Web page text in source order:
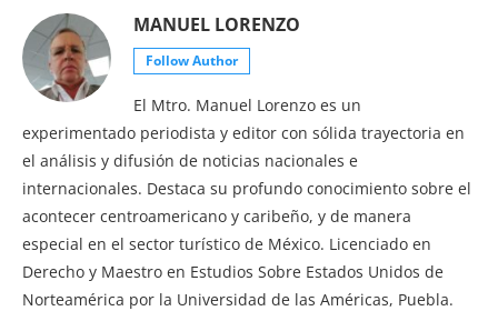
MANUEL LORENZO
Follow Author
El Mtro. Manuel Lorenzo es un
experimentado periodista y editor con sólida trayectoria en
el análisis y difusión de noticias nacionales e
internacionales. Destaca su profundo conocimiento sobre el
acontecer centroamericano y caribeño, y de manera
especial en el sector turístico de México. Licenciado en
Derecho y Maestro en Estudios Sobre Estados Unidos de
Norteamérica por la Universidad de las Américas, Puebla.